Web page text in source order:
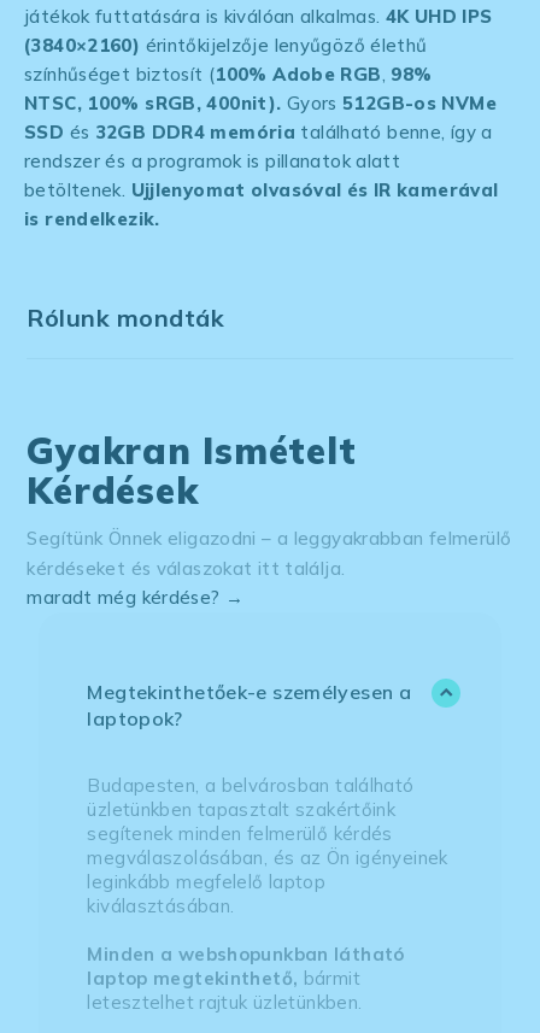
játékok futtatására is kiválóan alkalmas. 4K UHD IPS
(3840×2160) érintőkijelzője lenyűgöző élethű
színhűséget biztosít (100% Adobe RGB 98%
NTSC, 100% sRGB, 400nit). Gyors 512GB-os NVMe
SSD és 32GB DDR4 memória található benne, így a
rendszer és a programok is pillanatok alatt
betöltenek. Ujjlenyomat olvasóval és IR kamerával
is rendelkezik.
Rólunk mondták
Gyakran Ismételt
Kérdések
Segítünk Önnek eligazodni – a leggyakrabban felmerülő
kérdéseket és válaszokat itt találja.
maradt még kérdése? →
Megtekinthetőek-e személyesen a
laptopok?
Budapesten, a belvárosban található
üzletünkben tapasztalt szakértőink
segítenek minden felmerülő kérdés
megválaszolásában, és az Ön igényeinek
leginkább megfelelő laptop
kiválasztásában.
Minden a webshopunkban látható
laptop megtekinthető, bármit
letesztelhet rajtuk üzletünkben.